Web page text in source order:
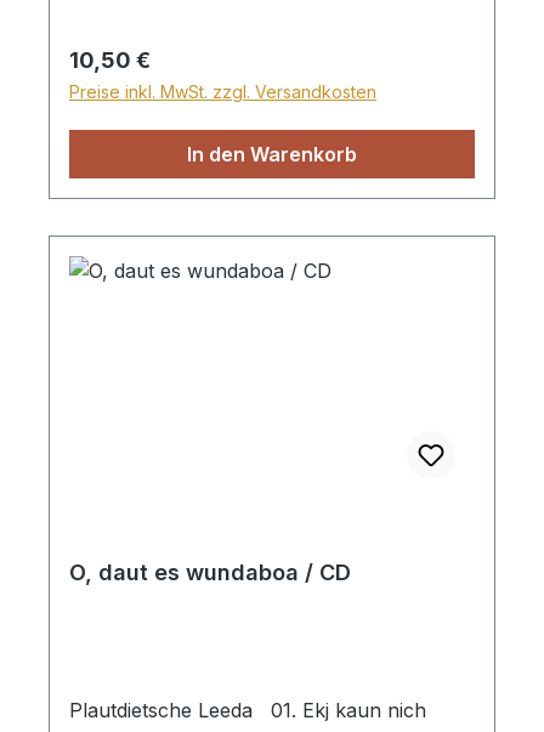
Regulärer Preis:
10,50 €
Preise inkl. MwSt. zzgl. Versandkosten
In den Warenkorb
O, daut es wundaboa / CD
Plautdietsche Leeda 01. Ekj kaun nich